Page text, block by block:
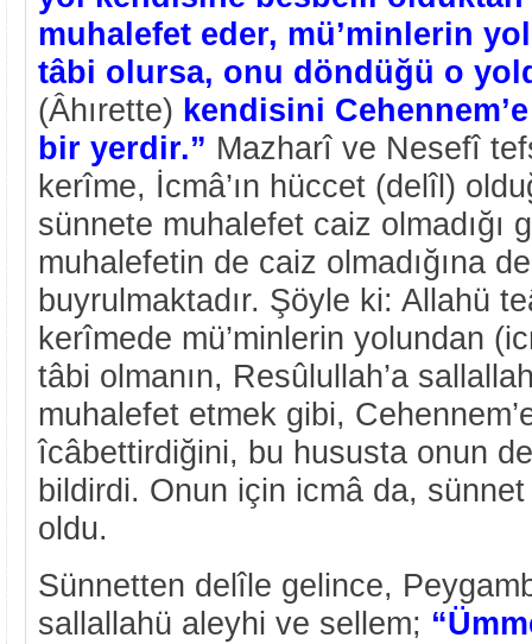
muhalefet eder, mü’minlerin
tâbi olursa, onu döndüğü o
(Âhırette) kendisini
bir yerdir.” Mazharî ve Nesefî
kerîme, İcmâ’ın hüccet (delîl)
sünnete muhalefet caiz olmadığı
muhalefetin de caiz olmadığına
buyrulmaktadır. Şöyle ki: Allahü
kerîmede mü’minlerin yolundan
tâbi olmanın, Resûlullah’a
muhalefet etmek gibi,
îcâbettirdiğini, bu hususta onun
bildirdi. Onun için icmâ da,
oldu.
Sünnetten delîle gelince,
sallallahü aleyhi ve sellem;